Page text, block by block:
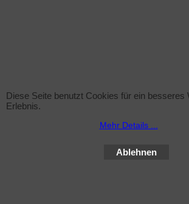
Diese Seite benutzt Cookies für ein besseres
Erlebnis.
Mehr Details ...
Ablehnen